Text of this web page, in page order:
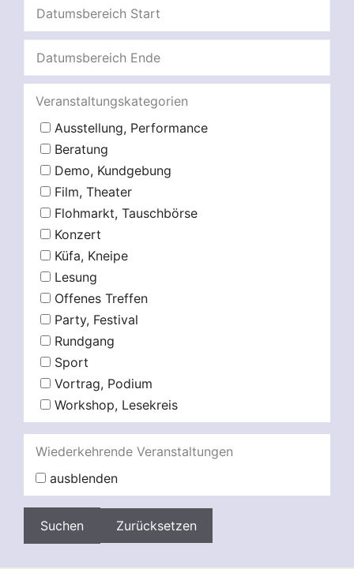
Veranstaltungskategorien
Ausstellung, Performance
Beratung
Demo, Kundgebung
Film, Theater
Flohmarkt, Tauschbörse
Konzert
Küfa, Kneipe
Lesung
Offenes Treffen
Party, Festival
Rundgang
Sport
Vortrag, Podium
Workshop, Lesekreis
Wiederkehrende Veranstaltungen
ausblenden
Zurücksetzen